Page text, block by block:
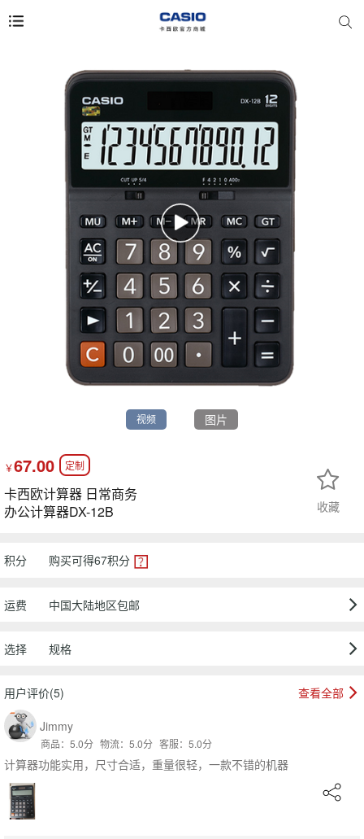
视频 图片
￥67.00 定制
卡西欧计算器 日常商务
办公计算器DX-12B
收藏
积分 购买可得67积分
运费 中国大陆地区包邮
选择 规格
用户评价(5) 查看全部
Jimmy
商品：5.0分 物流：5.0分 客服：5.0分
计算器功能实用，尺寸合适，重量很轻，一款不错的机器